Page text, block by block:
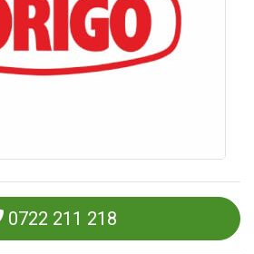
0722 211 218